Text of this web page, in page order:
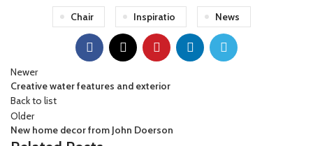
Chair Inspiratio News
Newer
Creative water features and exterior
Back to list
Older
New home decor from John Doerson